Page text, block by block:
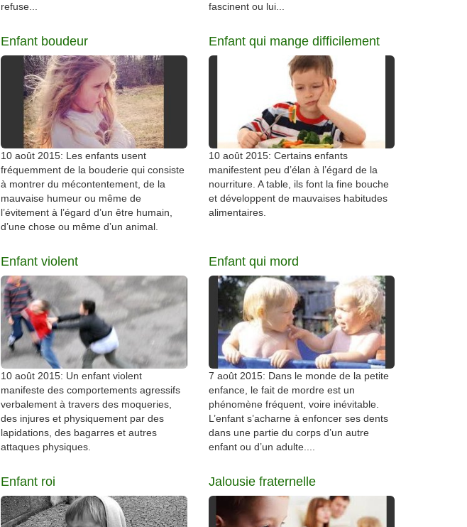
refuse...
fascinent ou lui...
Enfant boudeur
10 août 2015: Les enfants usent
fréquemment de la bouderie qui consiste
à montrer du mécontentement, de la
mauvaise humeur ou même de
l’évitement à l’égard d’un être humain,
d’une chose ou même d’un animal.
Enfant qui mange difficilement
10 août 2015: Certains enfants
manifestent peu d’élan à l’égard de la
nourriture. A table, ils font la fine bouche
et développent de mauvaises habitudes
alimentaires.
Enfant violent
10 août 2015: Un enfant violent
manifeste des comportements agressifs
verbalement à travers des moqueries,
des injures et physiquement par des
lapidations, des bagarres et autres
attaques physiques.
Enfant qui mord
7 août 2015: Dans le monde de la petite
enfance, le fait de mordre est un
phénomène fréquent, voire inévitable.
L’enfant s’acharne à enfoncer ses dents
dans une partie du corps d’un autre
enfant ou d’un adulte....
Enfant roi Jalousie fraternelle